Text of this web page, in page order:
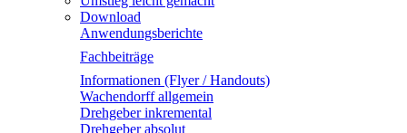
Download
Anwendungsberichte
Fachbeiträge
Informationen (Flyer / Handouts)
Wachendorff allgemein
Drehgeber inkremental
Drehgeber absolut